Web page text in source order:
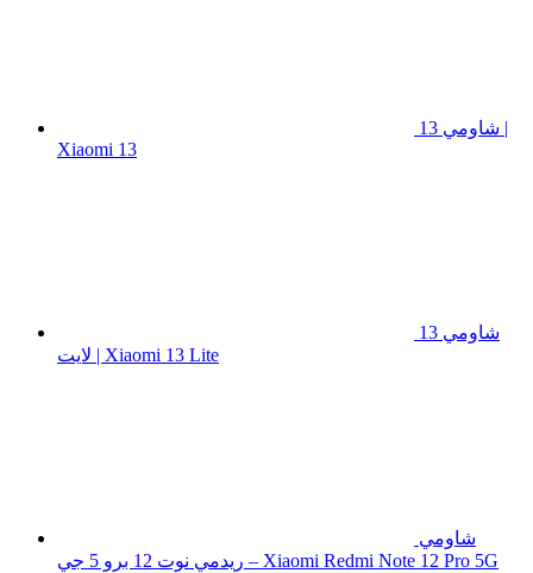
شاومي 13 |
Xiaomi 13
شاومي 13
لايت | Xiaomi 13 Lite
شاومي
ريدمي نوت 12 برو 5 جي – Xiaomi Redmi Note 12 Pro 5G